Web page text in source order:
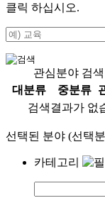
클릭 하십시오.
관심분야 검
대분류
중분류
검색결과가 없
선택된 분야 (선택
카테고리